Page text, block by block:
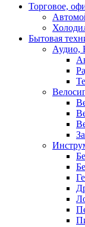
Торговое,
Бытовая
Аудио,